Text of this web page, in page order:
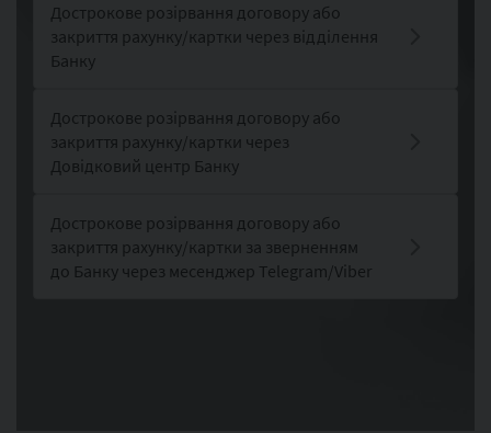
Дострокове розірвання договору або
закриття рахунку/картки через відділення
Банку
Дострокове розірвання договору або
закриття рахунку/картки через
Довідковий центр Банку
Дострокове розірвання договору або
закриття рахунку/картки за зверненням
до Банку через месенджер Telegram/Viber